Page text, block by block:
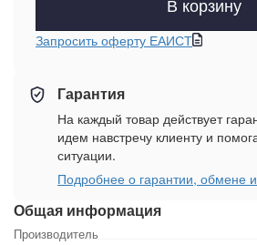
Общая информация
Производитель
В корзину
Запросить оферту ЕАИСТ
Гарантия
На каждый товар действует
идем навстречу клиенту и
ситуации.
Подробнее о гарантии, обмене